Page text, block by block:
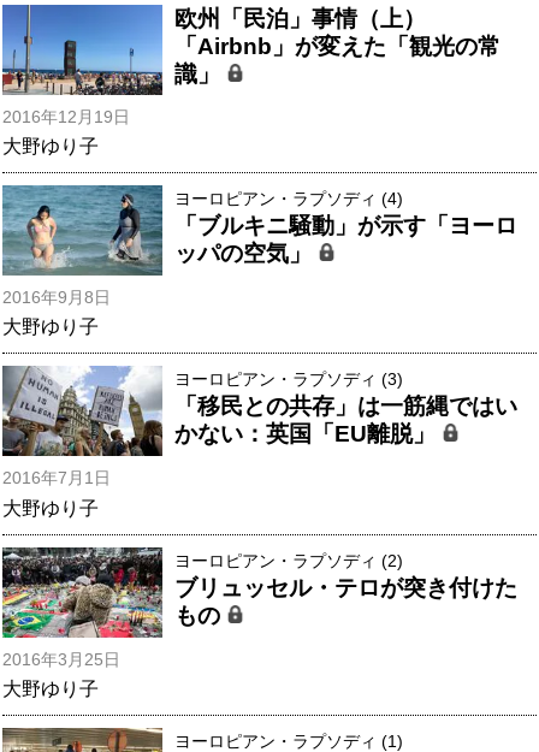
欧州「民泊」事情（上）
「Airbnb」が変えた「観光の常
識」
2016年12月19日
大野ゆり子
ヨーロピアン・ラプソディ (4)
「ブルキニ騒動」が示す「ヨーロ
ッパの空気」
2016年9月8日
大野ゆり子
ヨーロピアン・ラプソディ (3)
「移民との共存」は一筋縄ではい
かない：英国「EU離脱」
2016年7月1日
大野ゆり子
ヨーロピアン・ラプソディ (2)
ブリュッセル・テロが突き付けた
もの
2016年3月25日
大野ゆり子
ヨーロピアン・ラプソディ (1)